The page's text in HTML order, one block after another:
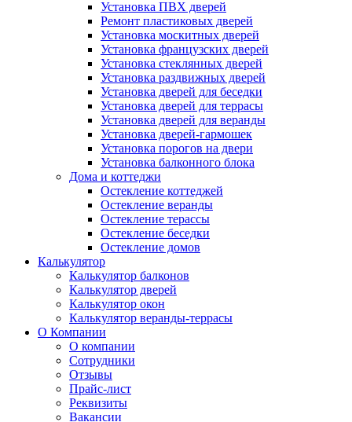
Установка ПВХ дверей
Ремонт пластиковых дверей
Установка москитных дверей
Установка французских дверей
Установка стеклянных дверей
Установка раздвижных дверей
Установка дверей для беседки
Установка дверей для террасы
Установка дверей для веранды
Установка дверей-гармошек
Установка порогов на двери
Установка балконного блока
Дома и коттеджи
Остекление коттеджей
Остекление веранды
Остекление терассы
Остекление беседки
Остекление домов
Калькулятор
Калькулятор балконов
Калькулятор дверей
Калькулятор окон
Калькулятор веранды-террасы
О Компании
О компании
Сотрудники
Отзывы
Прайс-лист
Реквизиты
Вакансии